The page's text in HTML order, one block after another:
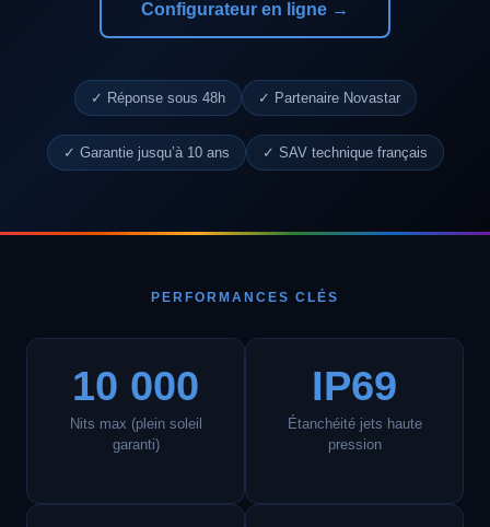
Configurateur en ligne →
✓ Réponse sous 48h ✓ Partenaire Novastar
✓ Garantie jusqu’à 10 ans ✓ SAV technique français
PERFORMANCES CLÉS
10 000
Nits max (plein soleil
garanti)
IP69
Étanchéité jets haute
pression